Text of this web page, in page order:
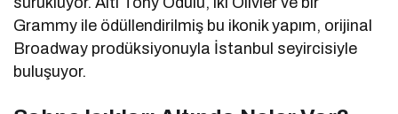
Grammy ile ödüllendirilmiş bu ikonik yapım, orijinal
Broadway prodüksiyonuyla İstanbul seyircisiyle
buluşuyor.